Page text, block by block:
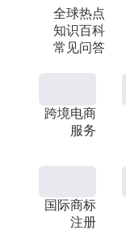
全球热点
知识百科
常见问答
跨境电商
服务
国际商标
注册